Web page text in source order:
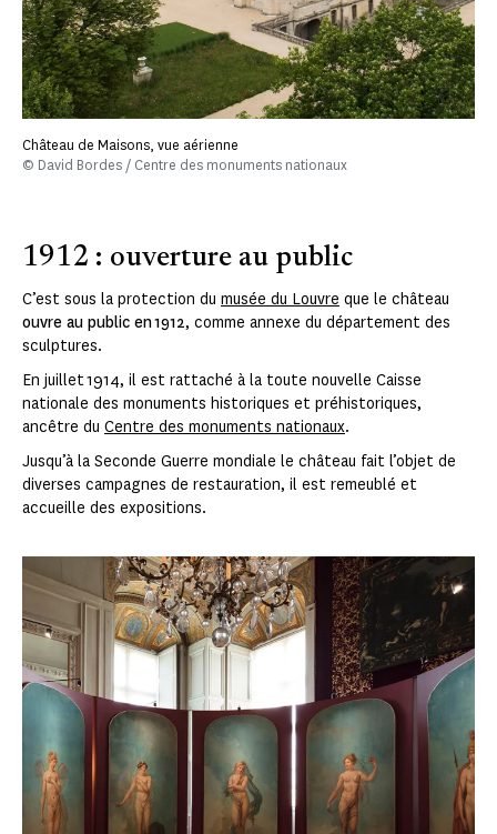
Château de Maisons, vue aérienne
© David Bordes / Centre des monuments nationaux
1912 : ouverture au public
C’est sous la protection du musée du Louvre que le château
ouvre au public en 1912, comme annexe du département des
sculptures.
En juillet 1914, il est rattaché à la toute nouvelle Caisse
nationale des monuments historiques et préhistoriques,
ancêtre du Centre des monuments nationaux.
Jusqu’à la Seconde Guerre mondiale le château fait l’objet de
diverses campagnes de restauration, il est remeublé et
accueille des expositions.